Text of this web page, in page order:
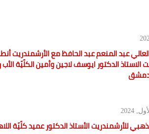
العالي عبد المنعم عبد الحافظ مع الأرشمندريت
الاستاذ الدكتور ايوسف لاجين وأمين الكلّيّة
للأرشمندريت الأستاذ الدكتور عميد كلّيّة